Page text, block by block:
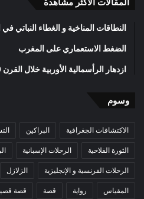
النطاقات المناخية و الغطاء النباتي في
الضغط الاستعماري على المغرب
ازدهار الرأسمالية الأوربية خلال القرن 19
وسوم
الاكتشافات الجغرافية البراكين
الثورة الفلاحية الرحلات الإسبانية
الرحلات الفرنسية و الإنجليزية الزلازل
المقياس رواية قصة قصة